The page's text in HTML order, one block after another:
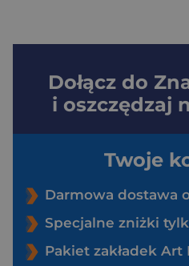
Dołącz do
i oszczędzaj
Twoje
Darmowa dostawa
Specjalne zniżki
Pakiet zakładek Art